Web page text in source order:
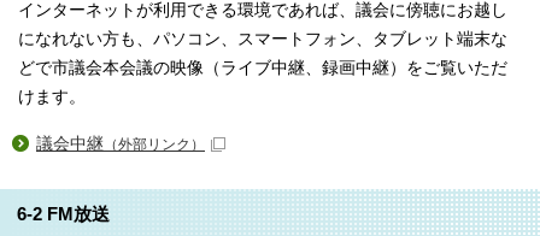
インターネットが利用できる環境であれば、議会に傍聴にお越し
になれない方も、パソコン、スマートフォン、タブレット端末な
どで市議会本会議の映像（ライブ中継、録画中継）をご覧いただ
けます。
議会中継 （外部リンク）
6-2 FM放送